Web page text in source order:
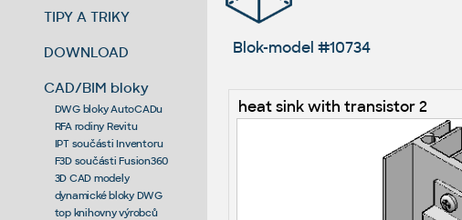
TIPY A TRIKY
DOWNLOAD
CAD/BIM bloky
DWG bloky AutoCADu
RFA rodiny Revitu
IPT součásti Inventoru
F3D součásti Fusion360
3D CAD modely
dynamické bloky DWG
top knihovny výrobců
Blok-model #10734
heat sink with transistor 2